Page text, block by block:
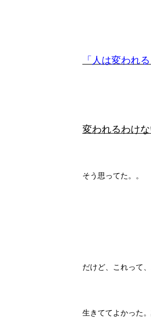
「人は変われる
変われるわけ
そう思ってた。。
だけど、これって
生きててよかった